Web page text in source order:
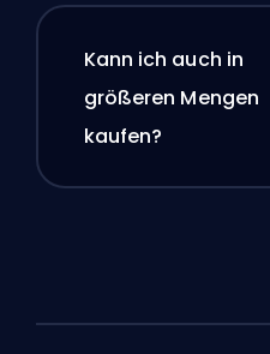
Kann ich auch in
größeren Mengen
kaufen?